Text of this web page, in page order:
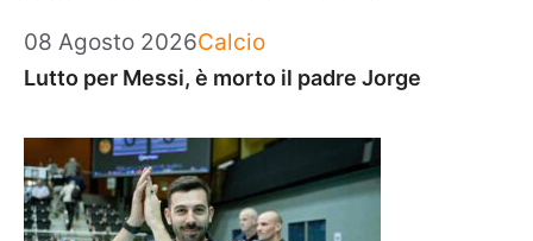
08 Agosto 2026Categorie
Calcio
Lutto per Messi, è morto il padre Jorge